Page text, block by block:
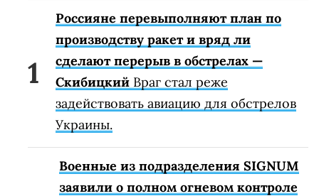
Россияне перевыполняют план по
производству ракет и вряд ли
сделают перерыв в обстрелах —
Скибицкий Враг стал реже
задействовать авиацию для обстрелов
Украины.
Военные из подразделения SIGNUM
заявили о полном огневом контроле